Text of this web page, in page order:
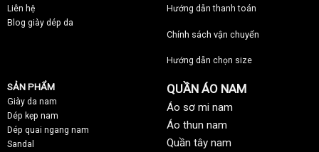
Liên hệ
Blog giày dép da
Hướng dẫn thanh toán
Chính sách vận chuyển
Hướng dẫn chọn size
SẢN PHẨM
Giày da nam
Dép kẹp nam
Dép quai ngang nam
Sandal
QUẦN ÁO NAM
Áo sơ mi nam
Áo thun nam
Quần tây nam